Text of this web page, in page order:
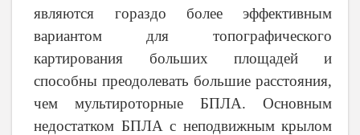
являются гораздо более эффективным
вариантом для топографического
картирования больших площадей и
способны преодолевать большие расстояния,
чем мультироторные БПЛА. Основным
недостатком БПЛА с неподвижным крылом